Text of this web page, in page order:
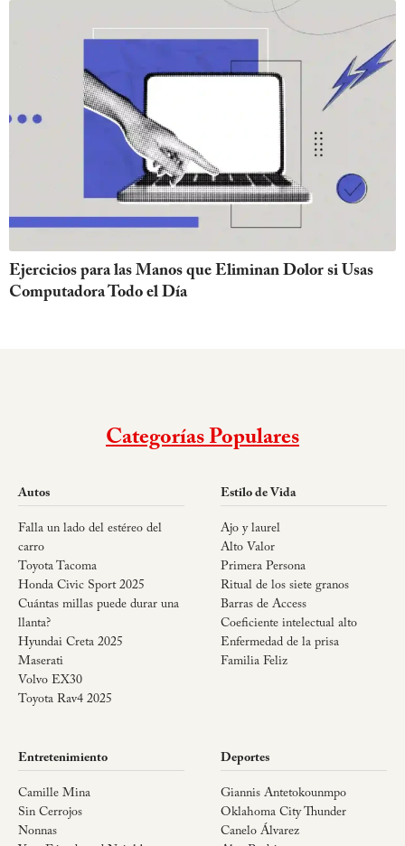
Ejercicios para las Manos que Eliminan Dolor si Usas
Computadora Todo el Día
Categorías Populares
Autos
Falla un lado del estéreo del
carro
Toyota Tacoma
Honda Civic Sport 2025
Cuántas millas puede durar una
llanta?
Hyundai Creta 2025
Maserati
Volvo EX30
Toyota Rav4 2025
Estilo de Vida
Ajo y laurel
Alto Valor
Primera Persona
Ritual de los siete granos
Barras de Access
Coeficiente intelectual alto
Enfermedad de la prisa
Familia Feliz
Entretenimiento
Camille Mina
Sin Cerrojos
Nonnas
Deportes
Giannis Antetokounmpo
Oklahoma City Thunder
Canelo Álvarez